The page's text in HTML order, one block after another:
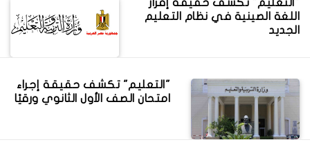
"التعليم" تكشف حقيقة إقرار
اللغة الصينية في نظام التعليم
الجديد
"التعليم" تكشف حقيقة إجراء
امتحان الصف الأول الثانوي ورقيًا